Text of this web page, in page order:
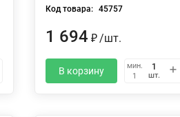
Код товара: 45757
1 694 ₽ /шт.
В корзину
мин.
1
шт.